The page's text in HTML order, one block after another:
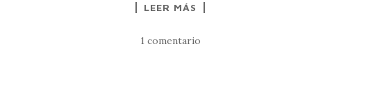
LEER MÁS
1 comentario